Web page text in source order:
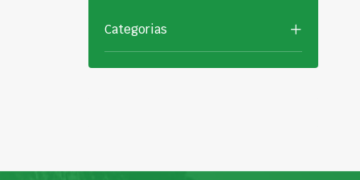
Categorias